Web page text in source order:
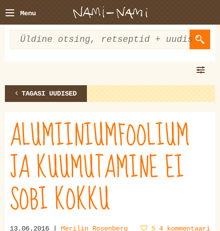
Menu
TAGASI UUDISED
ALUMIINIUMFOOLIUM
JA KUUMUTAMINE EI
SOBI KOKKU
13.06.2016 | Merilin Rosenberg 5 4 kommentaari